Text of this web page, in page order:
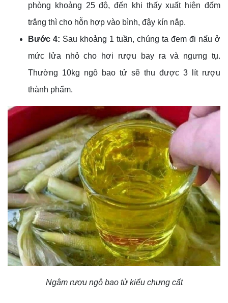
phòng khoảng 25 độ, đến khi thấy xuất hiện đốm
trắng thì cho hỗn hợp vào bình, đậy kín nắp.
Bước 4: Sau khoảng 1 tuần, chúng ta đem đi nấu ở
mức lửa nhỏ cho hơi rượu bay ra và ngưng tụ.
Thường 10kg ngô bao tử sẽ thu được 3 lít rượu
thành phẩm.
Ngâm rượu ngô bao tử kiểu chưng cất